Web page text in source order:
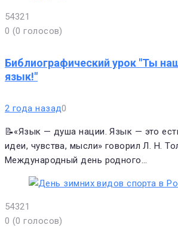
54321
0 (0 голосов)
Библиографический урок "Ты
язык!"
2 года назад0
📝«Язык — душа нации. Язык — это
идеи, чувства, мысли» говорил Л. Н.
Международный день родного…
54321
0 (0 голосов)